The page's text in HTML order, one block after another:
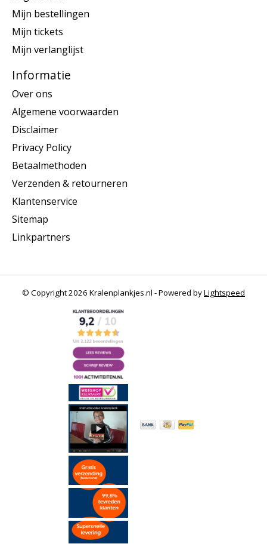
Mijn bestellingen
Mijn tickets
Mijn verlanglijst
Informatie
Over ons
Algemene voorwaarden
Disclaimer
Privacy Policy
Betaalmethoden
Verzenden & retourneren
Klantenservice
Sitemap
Linkpartners
© Copyright 2026 Kralenplankjes.nl - Powered byLightspeed